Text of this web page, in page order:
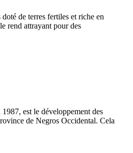
de terres fertiles et riche en
rend attrayant pour des
est le développement des
de Negros Occidental. Cela